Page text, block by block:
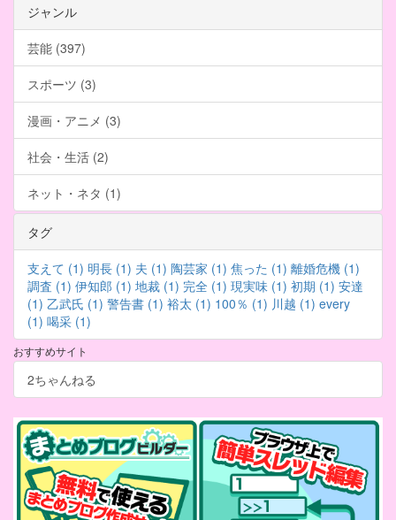
ジャンル
芸能 (397)
スポーツ (3)
漫画・アニメ (3)
社会・生活 (2)
ネット・ネタ (1)
タグ
支えて (1) 明長 (1) 夫 (1) 陶芸家 (1) 焦った (1) 離婚危機 (1)
調査 (1) 伊知郎 (1) 地裁 (1) 完全 (1) 現実味 (1) 初期 (1) 安達
(1) 乙武氏 (1) 警告書 (1) 裕太 (1) 100％ (1) 川越 (1) every
(1) 喝采 (1)
おすすめサイト
2ちゃんねる